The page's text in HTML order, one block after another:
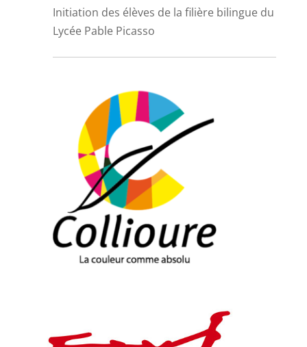
Initiation des élèves de la filière bilingue du
Lycée Pable Picasso